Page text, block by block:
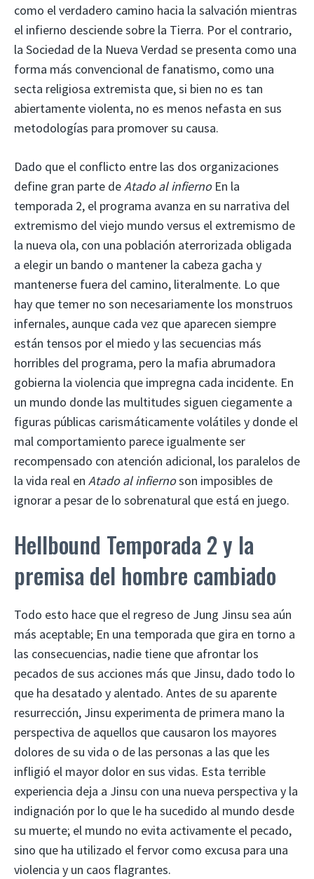
como el verdadero camino hacia la salvación mientras
el infierno desciende sobre la Tierra. Por el contrario,
la Sociedad de la Nueva Verdad se presenta como una
forma más convencional de fanatismo, como una
secta religiosa extremista que, si bien no es tan
abiertamente violenta, no es menos nefasta en sus
metodologías para promover su causa.
Dado que el conflicto entre las dos organizaciones
define gran parte deAtado al infiernoEn la
temporada 2, el programa avanza en su narrativa del
extremismo del viejo mundo versus el extremismo de
la nueva ola, con una población aterrorizada obligada
a elegir un bando o mantener la cabeza gacha y
mantenerse fuera del camino, literalmente. Lo que
hay que temer no son necesariamente los monstruos
infernales, aunque cada vez que aparecen siempre
están tensos por el miedo y las secuencias más
horribles del programa, pero la mafia abrumadora
gobierna la violencia que impregna cada incidente. En
un mundo donde las multitudes siguen ciegamente a
figuras públicas carismáticamente volátiles y donde el
mal comportamiento parece igualmente ser
recompensado con atención adicional, los paralelos de
la vida real en Atado al infiernoson imposibles de
ignorar a pesar de lo sobrenatural que está en juego.
Hellbound Temporada 2 y la
premisa del hombre cambiado
Todo esto hace que el regreso de Jung Jinsu sea aún
más aceptable; En una temporada que gira en torno a
las consecuencias, nadie tiene que afrontar los
pecados de sus acciones más que Jinsu, dado todo lo
que ha desatado y alentado. Antes de su aparente
resurrección, Jinsu experimenta de primera mano la
perspectiva de aquellos que causaron los mayores
dolores de su vida o de las personas a las que les
infligió el mayor dolor en sus vidas. Esta terrible
experiencia deja a Jinsu con una nueva perspectiva y la
indignación por lo que le ha sucedido al mundo desde
su muerte; el mundo no evita activamente el pecado,
sino que ha utilizado el fervor como excusa para una
violencia y un caos flagrantes.